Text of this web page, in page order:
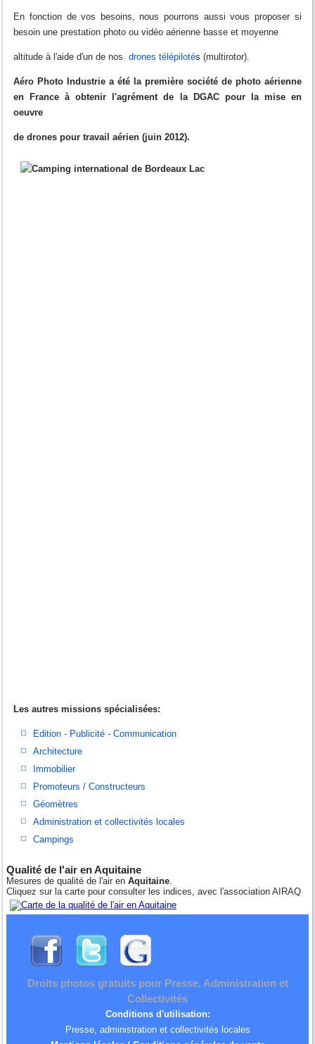
En fonction de vos besoins, nous pourrons aussi vous proposer si
besoin une prestation photo ou vidéo aérienne basse et moyenne
altitude à l'aide d'un de nosdrones télépilotés (multirotor).
Aéro Photo Industrie a été la première société de photo aérienne
en France à obtenir l'agrément de la DGAC pour la mise en
oeuvre
de drones pour travail aérien (juin 2012).
Les autres missions spécialisées:
Edition - Publicité - Communication
Architecture
Immobilier
Promoteurs / Constructeurs
Géomètres
Administration et collectivités locales
Campings
Qualité de l'air en Aquitaine
Mesures de qualité de l'air enAquitaine.
Cliquez sur la carte pour consulter les indices, avec l'association AIRAQ
Droits photos gratuits pour Presse, Administration et
Collectivités
Conditions d'utilisation:
Presse, administration et collectivités locales